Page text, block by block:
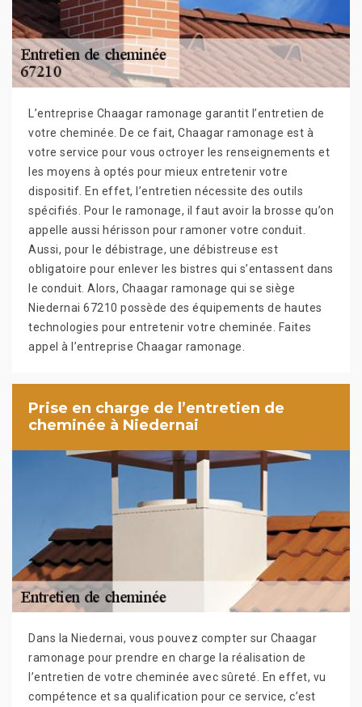
L’entreprise Chaagar ramonage garantit l’entretien de
votre cheminée. De ce fait, Chaagar ramonage est à
votre service pour vous octroyer les renseignements et
les moyens à optés pour mieux entretenir votre
dispositif. En effet, l’entretien nécessite des outils
spécifiés. Pour le ramonage, il faut avoir la brosse qu’on
appelle aussi hérisson pour ramoner votre conduit.
Aussi, pour le débistrage, une débistreuse est
obligatoire pour enlever les bistres qui s’entassent dans
le conduit. Alors, Chaagar ramonage qui se siège
Niedernai 67210 possède des équipements de hautes
technologies pour entretenir votre cheminée. Faites
appel à l’entreprise Chaagar ramonage.
Prise en charge de l’entretien de
cheminée à Niedernai
Dans la Niedernai, vous pouvez compter sur Chaagar
ramonage pour prendre en charge la réalisation de
l’entretien de votre cheminée avec sûreté. En effet, vu
compétence et sa qualification pour ce service, c’est